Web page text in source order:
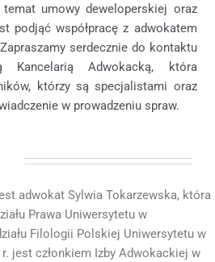
temat umowy deweloperskiej oraz
podjąć współpracę z adwokatem
serdecznie do kontaktu
Kancelarią Adwokacką, która
którzy są specjalistami oraz
w prowadzeniu spraw.
adwokat Sylwia Tokarzewska, która
Prawa Uniwersytetu w
Filologii Polskiej Uniwersytetu w
r. jest członkiem Izby Adwokackiej w